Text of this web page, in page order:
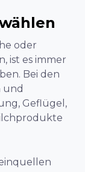
oder
ist es immer
Bei den
und
Geflügel,